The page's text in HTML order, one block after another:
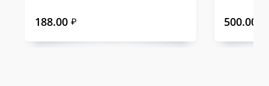
188.00 ₽ 500.00